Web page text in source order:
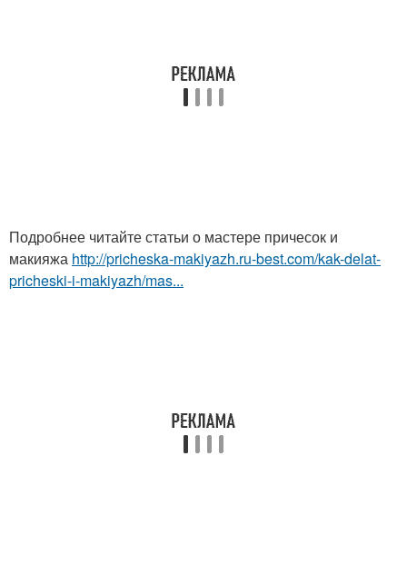
Подробнее читайте статьи о мастере причесок и
макияжа http://pricheska-makiyazh.ru-best.com/kak-delat-
pricheski-i-makiyazh/mas...